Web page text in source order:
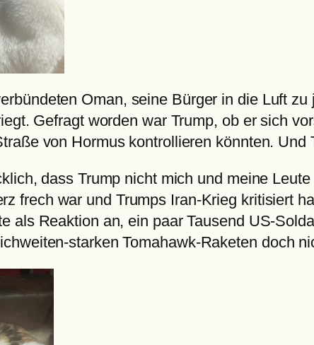
Oman, seine Bürger in die Luft
Gefragt worden war Trump, ob er sich
von Hormus kontrollieren könnten. Und
dass Trump nicht mich und meine
frech war und Trumps Iran-Krieg kritisiert
als Reaktion an, ein paar Tausend US-
starken Tomahawk-Raketen doch